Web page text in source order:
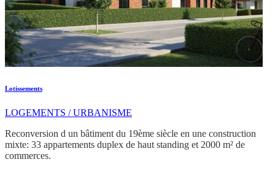
Lotissements
LOGEMENTS / URBANISME
Reconversion d un bâtiment du 19ème siècle en une construction
mixte: 33 appartements duplex de haut standing et 2000 m² de
commerces.